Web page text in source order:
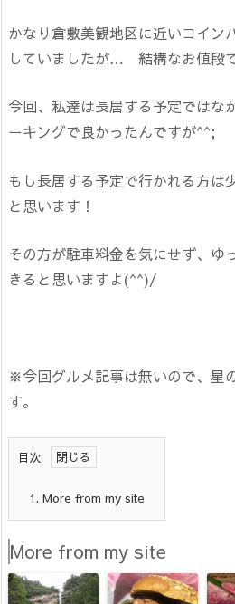
かなり倉敷美観地区に近いコイン
していましたが… 結構なお値段
今回、私達は長居する予定ではな
ーキングで良かったんですが^^;
もし長居する予定で行かれる方は
と思います！
その方が駐車料金を気にせず、ゆ
きると思いますよ(^^)/
※今回グルメ記事は無いので、星
す。
目次
1. More from my site
More from my site